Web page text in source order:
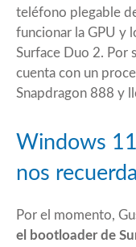
teléfono plegable
funcionar la GPU y
Surface Duo 2. Por
cuenta con un
Snapdragon 888 y
Windows
nos
Por el momento,
el bootloader de